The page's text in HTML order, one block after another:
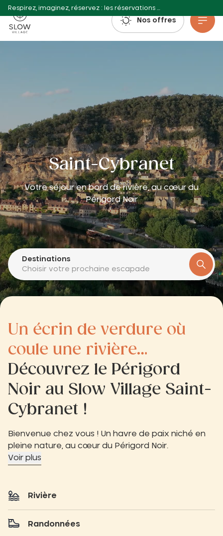
Slow Village
Nos offres
Saint-Cybranet
Votre séjour en bord de rivière, au cœur du
Périgord Noir
Destinations
Choisir votre prochaine escapade
Un écrin de verdure où
coule une rivière…
Découvrez le Périgord
Noir au Slow Village Saint-
Cybranet !
Bienvenue chez vous ! Un havre de paix niché en
pleine nature, au cœur du Périgord Noir.
Voir plus
Rivière
Randonnées